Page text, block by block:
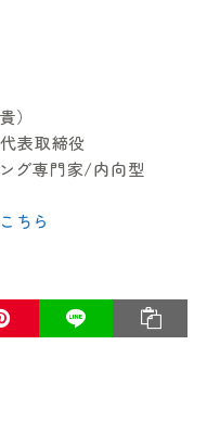
）
表取締役
グ専門家/内向型
ちら